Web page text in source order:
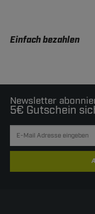
Einfach bezahlen
Newsletter
5€ Gutschein